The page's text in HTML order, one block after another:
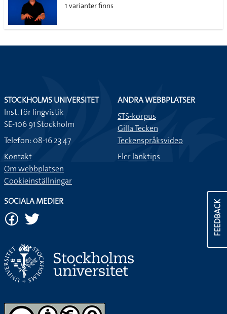
1 varianter finns
FEEDBACK
STOCKHOLMS UNIVERSITET
Inst. för lingvistik
SE-106 91 Stockholm
Telefon: 08-16 23 47
Kontakt
Om webbplatsen
Cookieinställningar
ANDRA WEBBPLATSER
STS-korpus
Gilla Tecken
Teckenspråksvideo
Fler länktips
SOCIALA MEDIER